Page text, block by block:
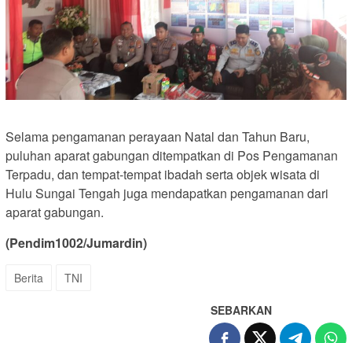
Selama pengamanan perayaan Natal dan Tahun Baru,
puluhan aparat gabungan ditempatkan di Pos Pengamanan
Terpadu, dan tempat-tempat ibadah serta objek wisata di
Hulu Sungai Tengah juga mendapatkan pengamanan dari
aparat gabungan.
(Pendim1002/Jumardin)
Berita TNI
SEBARKAN